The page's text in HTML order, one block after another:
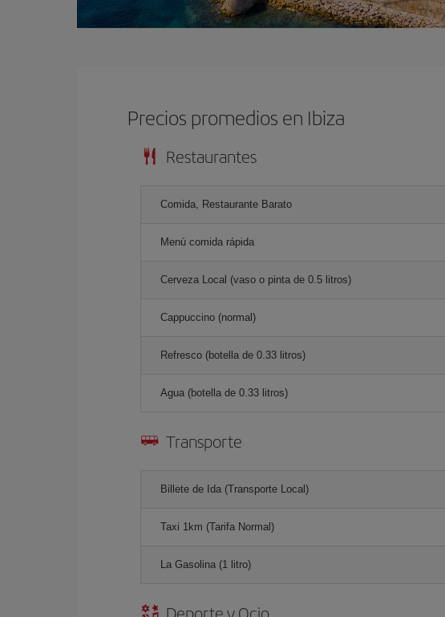
Precios promedios en Ibiza
Restaurantes
Comida, Restaurante Barato
Menú comida rápida
Cerveza Local (vaso o pinta de 0.5 litros)
Cappuccino (normal)
Refresco (botella de 0.33 litros)
Agua (botella de 0.33 litros)
Transporte
Billete de Ida (Transporte Local)
Taxi 1km (Tarifa Normal)
La Gasolina (1 litro)